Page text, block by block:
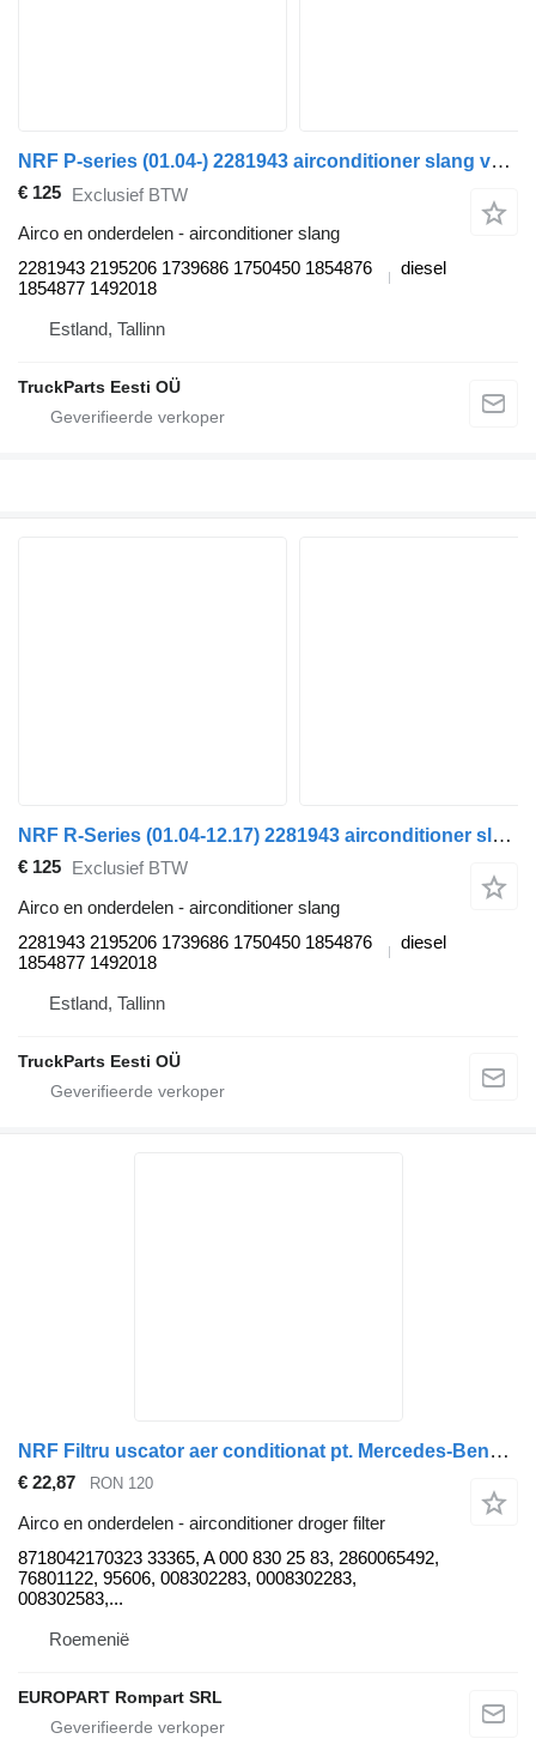
NRF P-series (01.04-) 2281943 airconditioner slang voor Scania P,G,R,T-series (2004-2017) trekker
€ 125 Exclusief BTW
Airco en onderdelen - airconditioner slang
2281943 2195206 1739686 1750450 1854876
1854877 1492018
diesel
Estland, Tallinn
TruckParts Eesti OÜ
NRF R-Series (01.04-12.17) 2281943 airconditioner slang voor Scania P,G,R,T-series (2004-2017) trekker
€ 125
Exclusief BTW
Airco en onderdelen - airconditioner slang
2281943 2195206 1739686 1750450 1854876
1854877 1492018
diesel
Estland, Tallinn
TruckParts Eesti OÜ
NRF Filtru uscator aer conditionat pt. Mercedes-Benz Actros MP4/MP5 8718042170323 airconditioner droger filter voor Mercedes-Benz Actros MP4/MP5 trekker
€ 22,87 RON 120
Airco en onderdelen - airconditioner droger filter
8718042170323 33365, A 000 830 25 83, 2860065492,
76801122, 95606, 008302283, 0008302283,
008302583,...
Roemenië
EUROPART Rompart SRL